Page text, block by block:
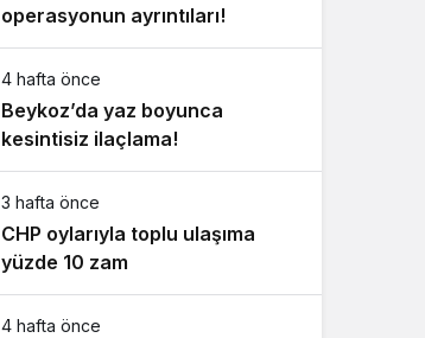
operasyonun ayrıntıları!
4 hafta önce
Beykoz’da yaz boyunca
kesintisiz ilaçlama!
3 hafta önce
CHP oylarıyla toplu ulaşıma
yüzde 10 zam
4 hafta önce